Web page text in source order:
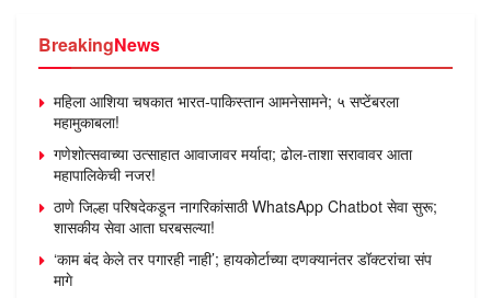
BreakingNews
महिला आशिया चषकात भारत-पाकिस्तान आमनेसामने; ५ सप्टेंबरला
महामुकाबला!
गणेशोत्सवाच्या उत्साहात आवाजावर मर्यादा; ढोल-ताशा सरावावर आता
महापालिकेची नजर!
ठाणे जिल्हा परिषदेकडून नागरिकांसाठी WhatsApp Chatbot सेवा सुरू;
शासकीय सेवा आता घरबसल्या!
‘काम बंद केले तर पगारही नाही’; हायकोर्टाच्या दणक्यानंतर डॉक्टरांचा संप
मागे